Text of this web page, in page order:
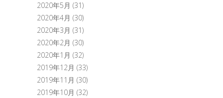
2020年5月 (31)
2020年4月 (30)
2020年3月 (31)
2020年2月 (30)
2020年1月 (32)
2019年12月 (33)
2019年11月 (30)
2019年10月 (32)